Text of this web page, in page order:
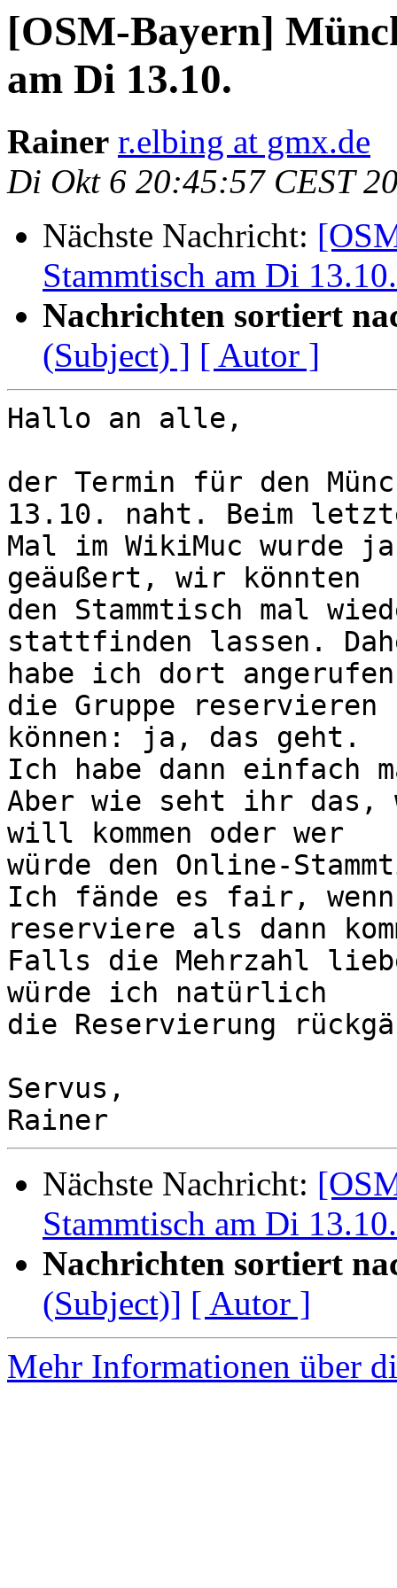
[OSM-Bayern]
am Di 13.10.
Rainer r.elbing at gmx.de
Di Okt 6 20:45:57 CEST
Nächste Nachricht:
Stammtisch am Di 13.10.
Nachrichten sortiert
(Subject) ] [ Autor ]
Hallo an alle,
der Termin für den
13.10. naht. Beim
Mal im WikiMuc wurde
geäußert, wir könnten
den Stammtisch mal
stattfinden lassen.
habe ich dort
die Gruppe reservieren
können: ja, das geht.
Ich habe dann einfach
Aber wie seht ihr das,
will kommen oder wer
würde den Online-
Ich fände es fair,
reserviere als dann
Falls die Mehrzahl
würde ich natürlich
die Reservierung
Servus,
Nächste Nachricht:
Stammtisch am Di 13.10.
Nachrichten sortiert
(Subject)] [ Autor ]
Mehr Informationen über